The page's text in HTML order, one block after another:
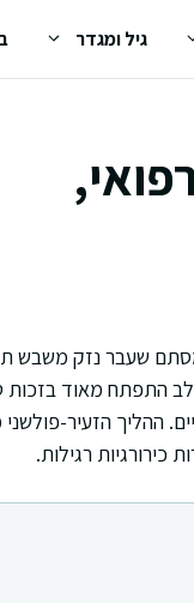
גיל ומגדר
מסתם שעבר נזק משבש
התפתח מאוד בזכות
ההליך הזעיר-
רגילות.